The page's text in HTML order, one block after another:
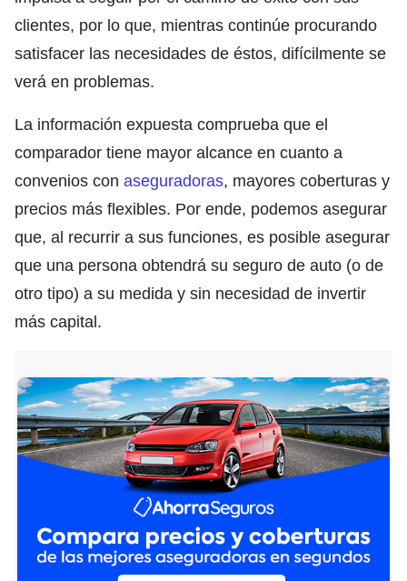
clientes, por lo que, mientras continúe procurando
satisfacer las necesidades de éstos, difícilmente se
verá en problemas.
La información expuesta comprueba que el
comparador tiene mayor alcance en cuanto a
convenios con aseguradoras, mayores coberturas y
precios más flexibles. Por ende, podemos asegurar
que, al recurrir a sus funciones, es posible asegurar
que una persona obtendrá su seguro de auto (o de
otro tipo) a su medida y sin necesidad de invertir
más capital.